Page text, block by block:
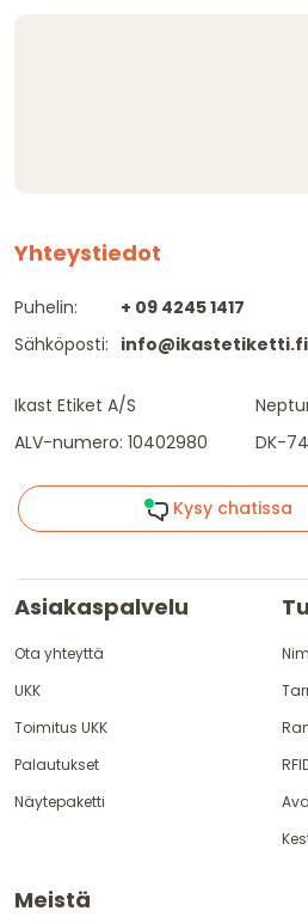
Yhteystiedot
Puhelin:
Sähköposti:
+ 09 4245 1417
info@ikastetiketti.fi
Ikast Etiket A/S
ALV-numero: 10402980
DK-
Kysy chatissa
Asiakaspalvelu
Ota yhteyttä
UKK
Toimitus UKK
Palautukset
Näytepaketti
Meistä